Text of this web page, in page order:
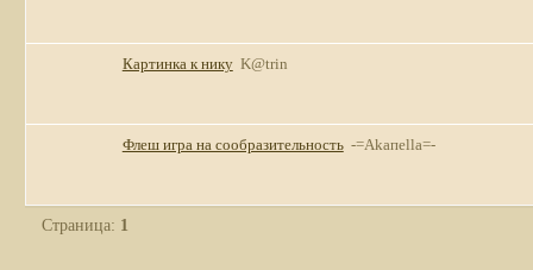
Картинка к нику K@trin
Флеш игра на сообразительность -=Akaпella=-
Страница: 1